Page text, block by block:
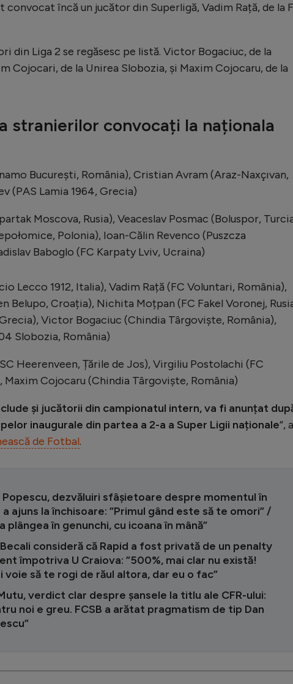
convocat încă un jucător din Superligă, Vadim Rață, de la
din Liga 2 se regăsesc pe listă. Victor Bogaciuc, de la
Cojocari, de la Unirea Slobozia, și Maxim Cojocaru, de la
stranierilor convocați la naționala
București, România), Cristian Avram (Araz-Naxçıvan,
(PAS Lamia 1964, Grecia)
Moscova, Rusia), Veaceslav Posmac (Boluspor,
Polonia), Ioan-Călin Revenco (Puszcza
Baboglo (FC Karpaty Lviv, Ucraina)
Lecco 1912, Italia), Vadim Rață (FC Voluntari, România),
Belupo, Croația), Nichita Moțpan (FC Fakel Voronej,
Victor Bogaciuc (Chindia Târgoviște, România),
Slobozia, România)
Heerenveen, Țările de Jos), Virgiliu Postolachi (FC
Cojocaru (Chindia Târgoviște, România)
și jucătorii din campionatul intern, va fi anunțat
inaugurale din partea a 2-a a Super Ligii naționale”, a
de Fotbal.
Popescu, dezvăluiri sfâșietoare despre momentul în
a ajuns la închisoare: ”Primul gând este să te omori” /
plângea în genunchi, cu icoana în mână”
consideră că Rapid a fost privată de un penalty
împotriva U Craiova: ”500%, mai clar nu există!
voie să te rogi de răul altora, dar eu o fac”
verdict clar despre șansele la titlu ale CFR-ului:
noi e greu. FCSB a arătat pragmatism de tip Dan